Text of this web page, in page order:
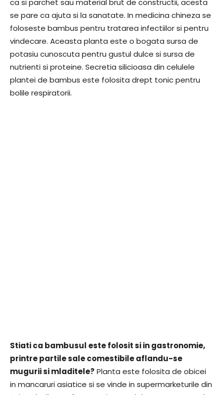
ca si parchet sau material brut de constructii, acesta
se pare ca ajuta si la sanatate. In medicina chineza se
foloseste bambus pentru tratarea infectiilor si pentru
vindecare. Aceasta planta este o bogata sursa de
potasiu cunoscuta pentru gustul dulce si sursa de
nutrienti si proteine. Secretia silicioasa din celulele
plantei de bambus este folosita drept tonic pentru
bolile respiratorii.
Stiati ca bambusul este folosit si in gastronomie,
printre partile sale comestibile aflandu-se
mugurii si mladitele? Planta este folosita de obicei
in mancaruri asiatice si se vinde in supermarketurile din